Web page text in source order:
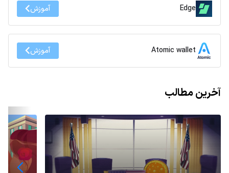
Edge آموزش
Atomic wallet آموزش
آخرین مطالب